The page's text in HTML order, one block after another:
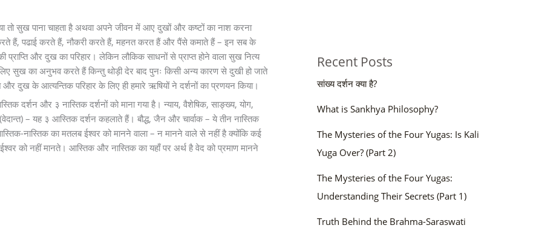
तो सुख पाना चाहता है अथवा अपने जीवन में आए दुखों और कष्टों का नाश करना
हैं, पढाई करते हैं, नौकरी करते हैं, महनत करत हैं और पैंसे कमाते हैं – इन सब के
प्राप्ति और दुख का परिहार। लेकिन लौकिक साधनों से प्राप्त होने वाला सुख नित्य
सुख का अनुभव करते हैं किन्तु थोड़ी देर बाद पुनः किसी अन्य कारण से दुखी हो जाते
और दुख के आत्यन्तिक परिहार के लिए ही हमारे ऋषियों ने दर्शनों का प्रणयन किया।
दर्शन और ३ नास्तिक दर्शनों को माना गया है। न्याय, वैशेषिक, साङ्ख्य, योग,
(वेदान्त) – यह ३ आस्तिक दर्शन कहलाते हैं। बौद्ध, जैन और चार्वाक – ये तीन नास्तिक
नास्तिक का मतलब ईश्वर को मानने वाला – न मानने वाले से नहीं है क्योंकि कई
को नहीं मानते। आस्तिक और नास्तिक का यहाँ पर अर्थ है वेद को प्रमाण मानने
Recent Posts
सांख्य दर्शन क्या है?
What is Sankhya Philosophy?
The Mysteries of the Four Yugas: Is Kali
Yuga Over? (Part 2)
The Mysteries of the Four Yugas:
Understanding Their Secrets (Part 1)
Truth Behind the Brahma-Saraswati